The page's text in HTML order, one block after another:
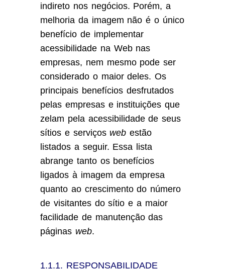
indireto nos negócios. Porém, a
melhoria da imagem não é o único
benefício de implementar
acessibilidade na Web nas
empresas, nem mesmo pode ser
considerado o maior deles. Os
principais benefícios desfrutados
pelas empresas e instituições que
zelam pela acessibilidade de seus
sítios e serviços web estão
listados a seguir. Essa lista
abrange tanto os benefícios
ligados à imagem da empresa
quanto ao crescimento do número
de visitantes do sítio e a maior
facilidade de manutenção das
páginas web.
1.1.1. RESPONSABILIDADE